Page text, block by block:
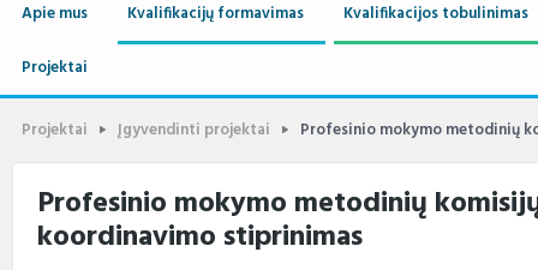
Apie mus
Naujienos
KPMPC naujienlaiškių
archyvas
Apie mus Istorija
Nuostatai
Struktūra ir kontaktai Klientų aptarnavimas
Kvalifikacijų formavimas
Europos
Standartai Profesiniai
standartai
Naudingos nuorodos
Kvalifikacijos tobulinimas
Renginių kalendorius
renginius
Projektai
Vykdomi projektai
Projektai Įgyvendinti projektai Profesinio mokymo metodinių
Profesinio mokymo metodinių
koordinavimo stiprinimas